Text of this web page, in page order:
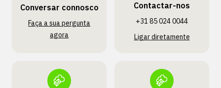
Conversar connosco
Faça a sua pergunta
agora
Contactar-nos
+31 85 024 0044
Ligar diretamente